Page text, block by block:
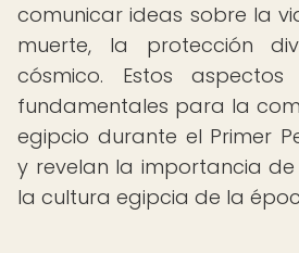
comunicar ideas sobre la
muerte, la protección
cósmico. Estos aspectos
fundamentales para la
egipcio durante el Primer
y revelan la importancia
la cultura egipcia de la